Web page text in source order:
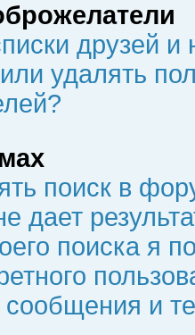
друзей
удалять
поиск в
дает
поиска я
сообщения и